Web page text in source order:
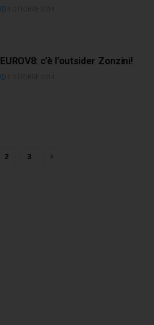
EUROV8: c’è l’outsider Zonzini!
2 3